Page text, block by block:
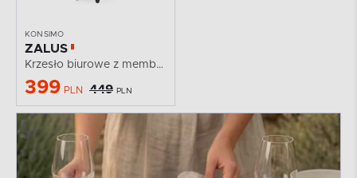
KONSIMO
ZALUS
Krzesło biurowe z membraną szare
399 PLN 449 PLN